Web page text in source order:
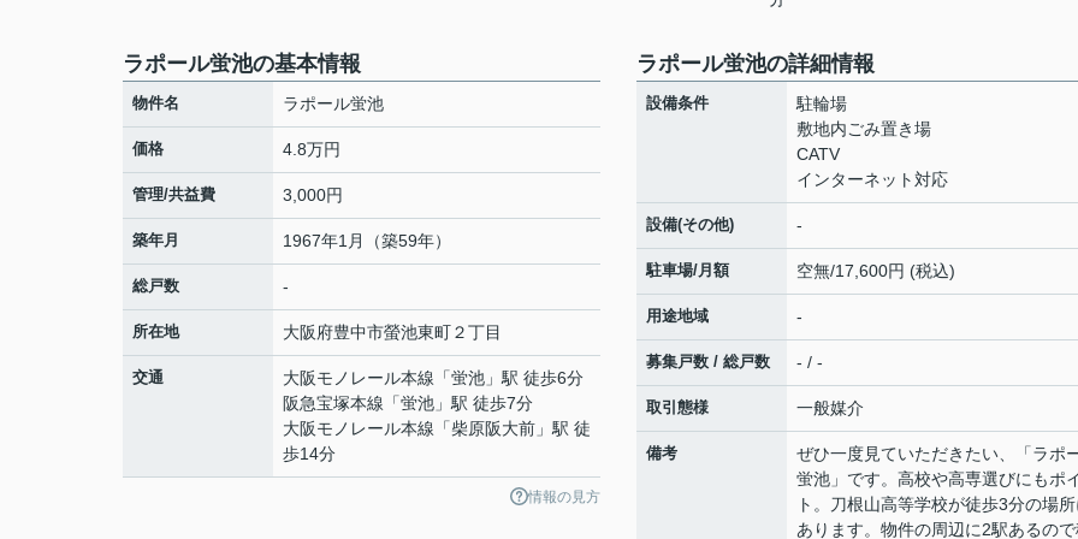
ラポール蛍池の基本情報
物件名 ラポール蛍池
価格 4.8万円
管理/共益費 3,000円
築年月 1967年1月（築59年）
総戸数 -
所在地 大阪府豊中市螢池東町２丁目
交通 大阪モノレール本線 「蛍池 」駅 徒歩6分
阪急宝塚本線 「蛍池 」駅 徒歩7分
大阪モノレール本線 「柴原阪大前 」駅 徒
歩14分
情報の見方
ラポール蛍池の詳細情報
設備条件
駐輪場
敷地内ごみ置き場
CATV
インターネット対応
設備(その他) -
駐車場/月額 空無/17,600円 (税込)
用途地域 -
募集戸数 / 総戸数 - / -
取引態様 一般媒介
備考
ぜひ一度見ていただきたい、「ラポ
蛍池」です。高校や高専選びにもポ
ト。刀根山高等学校が徒歩3分の場所
あります。物件の周辺に2駅あるので